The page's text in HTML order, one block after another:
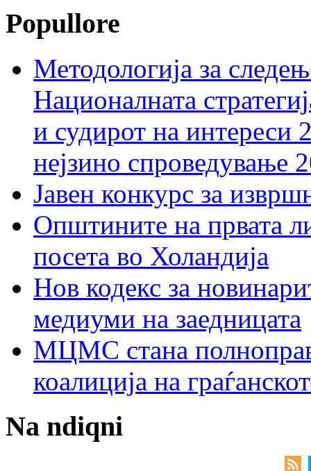
Popullore
Методологија за
Националната
и судирот на интереси
нејзино спроведување
Јавен конкурс за
Општините на првата
посета во Холандија
Нов кодекс за
медиуми на заедницата
МЦМС стана
коалиција на
Na ndiqni